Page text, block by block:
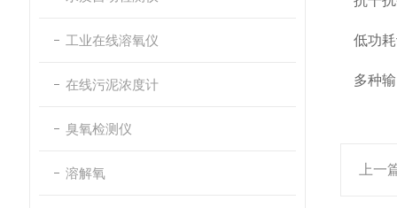
工业在线溶氧仪
在线污泥浓度计
臭氧检测仪
溶解氧
低功
多种
上一